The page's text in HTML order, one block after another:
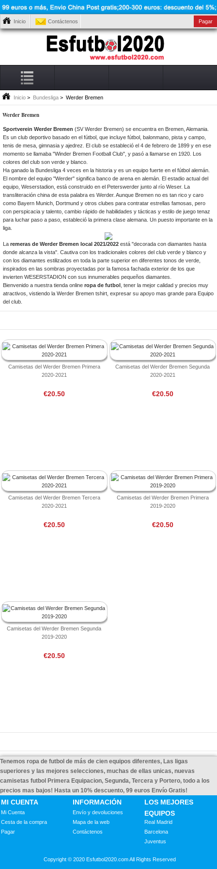
Inicio Contáctenos Pagar
Inicio > Bundesliga > Werder Bremen
Werder Bremen
Sportverein Werder Bremen (SV Werder Bremen) se encuentra en Bremen, Alemania.
Es un club deportivo basado en el fútbol, ​​que incluye fútbol, ​​balonmano, pista y campo,
tenis de mesa, gimnasia y ajedrez. El club se estableció el 4 de febrero de 1899 y en ese
momento se llamaba "Winder Bremen Football Club", y pasó a llamarse en 1920. Los
colores del club son verde y blanco.
Ha ganado la Bundesliga 4 veces en la historia y es un equipo fuerte en el fútbol alemán.
El nombre del equipo "Werder" significa banco de arena en alemán. El estadio actual del
equipo, Weserstadion, está construido en el Peterswerder junto al río Weser. La
transliteración china de esta palabra es Werder. Aunque Bremen no es tan rico y caro
como Bayern Munich, Dortmund y otros clubes para contratar estrellas famosas, pero
con perspicacia y talento, cambio rápido de habilidades y tácticas y estilo de juego tenaz
para luchar paso a paso, estableció la primera clase alemana. Un puesto importante en la
liga.
La remeras de Werder Bremen local 2021/2022está "decorada con diamantes hasta
donde alcanza la vista". Cautiva con los tradicionales colores del club verde y blanco y
con los diamantes estilizados en toda la parte superior en diferentes tonos de verde,
inspirados en las sombras proyectadas por la famosa fachada exterior de los que
invierten WESERSTADION con sus innumerables pequeños diamantes.
Bienvenido a nuestra tienda onlineropa de futbol, tener la mejor calidad y precios muy
atractivos, vistiendo la Werder Bremen tshirt, expresar su apoyo mas grande para Equipo
del club.
Camisetas del Werder Bremen Primera
2020-2021
€20.50
Camisetas del Werder Bremen Segunda
2020-2021
€20.50
Camisetas del Werder Bremen Tercera
2020-2021
€20.50
Camisetas del Werder Bremen Primera
2019-2020
€20.50
Camisetas del Werder Bremen Segunda
2019-2020
€20.50
Tenemos ropa de futbol de más de cien equipos diferentes, Las ligas
superiores y las mejores selecciones, muchas de ellas unicas, nuevas
camisetas futbol Primera Equipacion, Segunda, Tercera y Portero, todo a los
precios mas bajos! Hasta un 10% descuento, 99 euros Envío Gratis!
MI CUENTA
Mi Cuenta
Cesta de la compra
Pagar
INFORMACIÓN
Envío y devoluciones
Mapa de la web
Contáctenos
LOS MEJORES
EQUIPOS
Real Madrid
Barcelona
Juventus
Copyright © 2020 Esfutbol2020.com All Rights Reserved